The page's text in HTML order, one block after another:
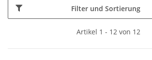
Filter und Sortierung
Artikel 1 - 12 von 12